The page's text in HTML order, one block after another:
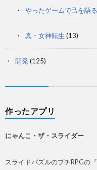
やったゲームで己を語る
真・女神転生 (13)
開発 (125)
作ったアプリ
にゃんこ・ザ・スライダー
スライドパズルのプチRPGの